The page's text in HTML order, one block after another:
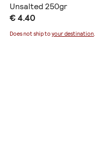
Unsalted 250gr
€ 4.40
Does not ship toyour destination